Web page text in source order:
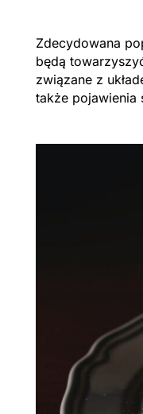
Zdecydowana
będą
związane z
także pojawienia